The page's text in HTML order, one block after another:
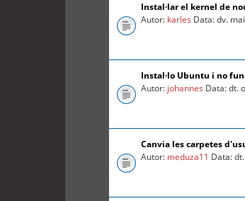
Instal·lar el kernel de
Autor: karles Data: dv.
Instal·lo Ubuntu i no
Autor: johannes Data: dt.
Canvia les carpetes
Autor: meduza11 Data: